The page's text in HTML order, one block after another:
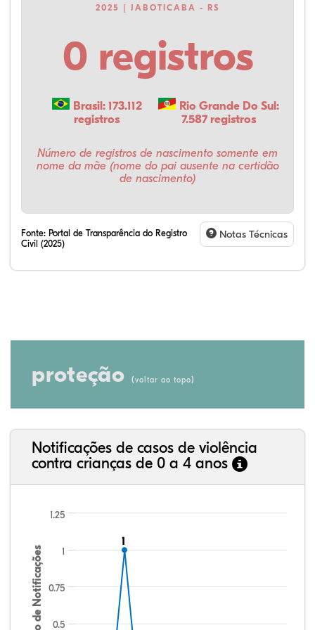
2025 | JABOTICABA - RS
0 registros
Brasil: 173.112
registros
Rio Grande Do Sul:
7.587 registros
Número de registros de nascimento somente em
nome da mãe (nome do pai ausente na certidão
de nascimento)
Fonte: Portal de Transparência do Registro
Civil (2025)
Notas Técnicas
proteção (voltar ao topo)
Notificações de casos de violência
contra crianças de 0 a 4 anos
Número de Notificações
11
0.5
0.75
1
1.25